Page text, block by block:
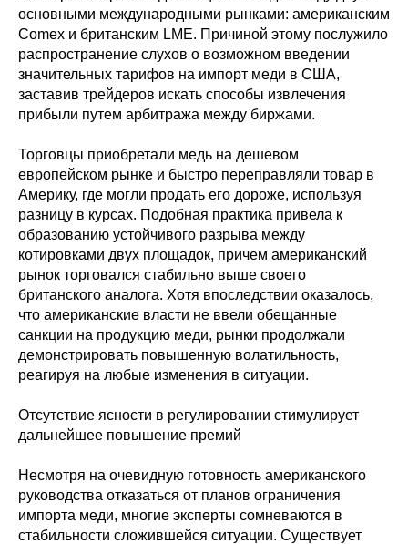
основными международными рынками: американским
Comex и британским LME. Причиной этому послужило
распространение слухов о возможном введении
значительных тарифов на импорт меди в США,
заставив трейдеров искать способы извлечения
прибыли путем арбитража между биржами.
Торговцы приобретали медь на дешевом
европейском рынке и быстро переправляли товар в
Америку, где могли продать его дороже, используя
разницу в курсах. Подобная практика привела к
образованию устойчивого разрыва между
котировками двух площадок, причем американский
рынок торговался стабильно выше своего
британского аналога. Хотя впоследствии оказалось,
что американские власти не ввели обещанные
санкции на продукцию меди, рынки продолжали
демонстрировать повышенную волатильность,
реагируя на любые изменения в ситуации.
Отсутствие ясности в регулировании стимулирует
дальнейшее повышение премий
Несмотря на очевидную готовность американского
руководства отказаться от планов ограничения
импорта меди, многие эксперты сомневаются в
стабильности сложившейся ситуации. Существует